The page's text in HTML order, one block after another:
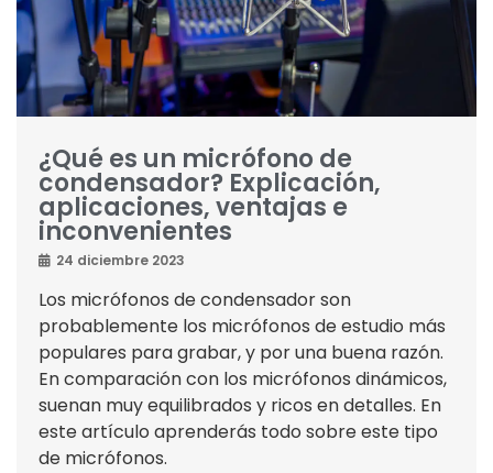
¿Qué es un micrófono de
condensador? Explicación,
aplicaciones, ventajas e
inconvenientes
24 diciembre 2023
Los micrófonos de condensador son
probablemente los micrófonos de estudio más
populares para grabar, y por una buena razón.
En comparación con los micrófonos dinámicos,
suenan muy equilibrados y ricos en detalles. En
este artículo aprenderás todo sobre este tipo
de micrófonos.